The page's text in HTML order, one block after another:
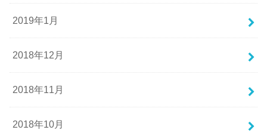
2019年1月
2018年12月
2018年11月
2018年10月